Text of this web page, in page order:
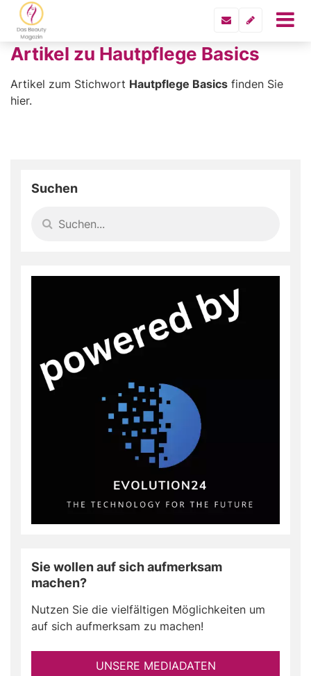
Artikel zu Hautpflege Basics
Artikel zum Stichwort Hautpflege Basics finden Sie
hier.
Suchen
Sie wollen auf sich aufmerksam
machen?
Nutzen Sie die vielfältigen Möglichkeiten um
auf sich aufmerksam zu machen!
UNSERE MEDIADATEN